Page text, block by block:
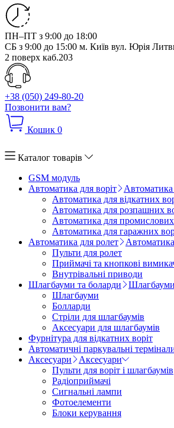
ПН–ПТ з 9:00 до 18:00
СБ з 9:00 до 15:00 м. Київ вул. Юрія
2 поверх каб.203
+38 (050) 249-80-20
Позвонити вам?
Кошик 0
Каталог товарів
GSM модуль
Автоматика для воріт
Автоматика
Автоматика для відкатних
Автоматика для розпашних
Автоматика для промислових
Автоматика для гаражних
Автоматика для ролет
Пульти для ролет
Приймачі та кнопкові
Внутрівальні приводи
Шлагбауми та боларди
Шлагбауми
Болларди
Стріли для шлагбаумів
Аксесуари для шлагбаумів
Фурнітура для відкатних воріт
Автоматичні паркувальні
Аксесуари
Аксесуари
Пульти для воріт і шлагбаумів
Радіоприймачі
Сигнальні лампи
Фотоелементи
Блоки керування